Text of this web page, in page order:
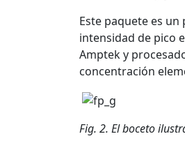
Este paquete es
intensidad de pico
Amptek y
concentración
Fig. 2. El boceto